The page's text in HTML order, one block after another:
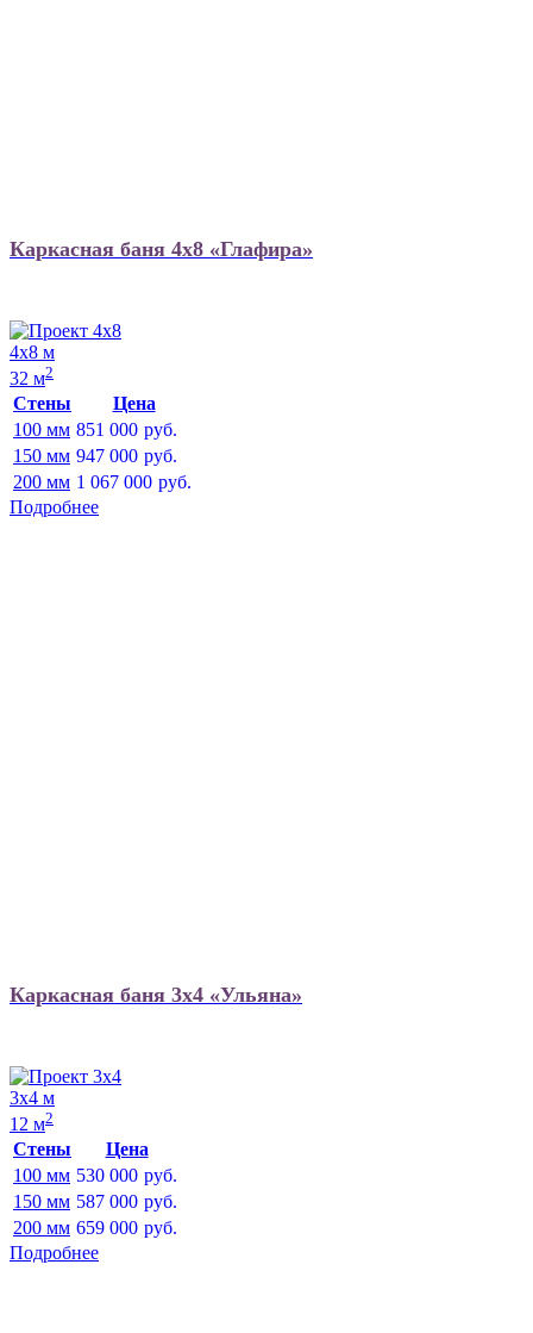
Каркасная баня 4х8 «Глафира»
4х8 м
32 м2
Стены
Цена
100 мм 851 000 руб.
150 мм 947 000 руб.
200 мм 1 067 000 руб.
Подробнее
Каркасная баня 3х4 «Ульяна»
3х4 м
12 м2
Стены
Цена
100 мм 530 000 руб.
150 мм 587 000 руб.
200 мм 659 000 руб.
Подробнее